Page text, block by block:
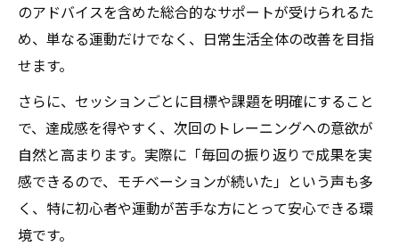
のアドバイスを含めた総合的なサポートが受けられるた
め、単なる運動だけでなく、日常生活全体の改善を目指
せます。
さらに、セッションごとに目標や課題を明確にすること
で、達成感を得やすく、次回のトレーニングへの意欲が
自然と高まります。実際に「毎回の振り返りで成果を実
感できるので、モチベーションが続いた」という声も多
く、特に初心者や運動が苦手な方にとって安心できる環
境です。